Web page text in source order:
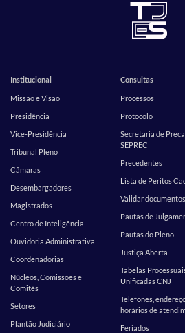
Institucional
Missão e Visão
Presidência
Vice-Presidência
Tribunal Pleno
Câmaras
Desembargadores
Magistrados
Centro de Inteligência
Ouvidoria Administrativa
Coordenadorias
Núcleos, Comissões e
Comitês
Setores
Plantão Judiciário
Consultas
Processos
Protocolo
Secretaria de
SEPREC
Precedentes
Lista de Peritos
Validar documentos
Pautas de
Pautas do Pleno
Justiça Aberta
Tabelas
Unificadas CNJ
Telefones,
horários de
Feriados